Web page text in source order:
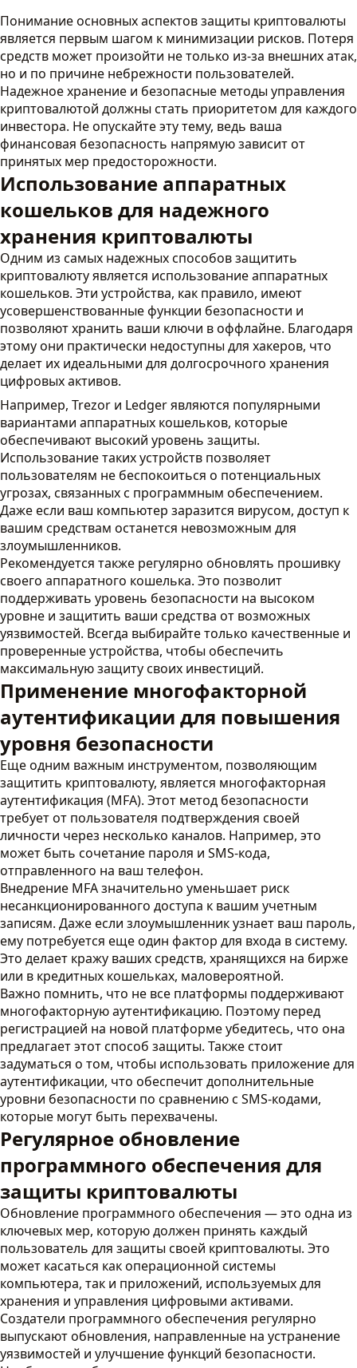
Понимание основных аспектов защиты криптовалюты
является первым шагом к минимизации рисков. Потеря
средств может произойти не только из-за внешних атак,
но и по причине небрежности пользователей.
Надежное хранение и безопасные методы управления
криптовалютой должны стать приоритетом для каждого
инвестора. Не опускайте эту тему, ведь ваша
финансовая безопасность напрямую зависит от
принятых мер предосторожности.
Использование аппаратных
кошельков для надежного
хранения криптовалюты
Одним из самых надежных способов защитить
криптовалюту является использование аппаратных
кошельков. Эти устройства, как правило, имеют
усовершенствованные функции безопасности и
позволяют хранить ваши ключи в оффлайне. Благодаря
этому они практически недоступны для хакеров, что
делает их идеальными для долгосрочного хранения
цифровых активов.
Например, Trezor и Ledger являются популярными
вариантами аппаратных кошельков, которые
обеспечивают высокий уровень защиты.
Использование таких устройств позволяет
пользователям не беспокоиться о потенциальных
угрозах, связанных с программным обеспечением.
Даже если ваш компьютер заразится вирусом, доступ к
вашим средствам останется невозможным для
злоумышленников.
Рекомендуется также регулярно обновлять прошивку
своего аппаратного кошелька. Это позволит
поддерживать уровень безопасности на высоком
уровне и защитить ваши средства от возможных
уязвимостей. Всегда выбирайте только качественные и
проверенные устройства, чтобы обеспечить
максимальную защиту своих инвестиций.
Применение многофакторной
аутентификации для повышения
уровня безопасности
Еще одним важным инструментом, позволяющим
защитить криптовалюту, является многофакторная
аутентификация (MFA). Этот метод безопасности
требует от пользователя подтверждения своей
личности через несколько каналов. Например, это
может быть сочетание пароля и SMS-кода,
отправленного на ваш телефон.
Внедрение MFA значительно уменьшает риск
несанкционированного доступа к вашим учетным
записям. Даже если злоумышленник узнает ваш пароль,
ему потребуется еще один фактор для входа в систему.
Это делает кражу ваших средств, хранящихся на бирже
или в кредитных кошельках, маловероятной.
Важно помнить, что не все платформы поддерживают
многофакторную аутентификацию. Поэтому перед
регистрацией на новой платформе убедитесь, что она
предлагает этот способ защиты. Также стоит
задуматься о том, чтобы использовать приложение для
аутентификации, что обеспечит дополнительные
уровни безопасности по сравнению с SMS-кодами,
которые могут быть перехвачены.
Регулярное обновление
программного обеспечения для
защиты криптовалюты
Обновление программного обеспечения — это одна из
ключевых мер, которую должен принять каждый
пользователь для защиты своей криптовалюты. Это
может касаться как операционной системы
компьютера, так и приложений, используемых для
хранения и управления цифровыми активами.
Создатели программного обеспечения регулярно
выпускают обновления, направленные на устранение
уязвимостей и улучшение функций безопасности.